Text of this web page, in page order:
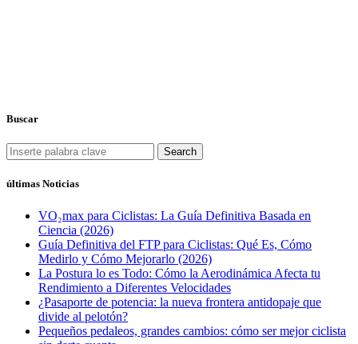
Buscar
Search
últimas Noticias
VO₂max para Ciclistas: La Guía Definitiva Basada en
Ciencia (2026)
Guía Definitiva del FTP para Ciclistas: Qué Es, Cómo
Medirlo y Cómo Mejorarlo (2026)
La Postura lo es Todo: Cómo la Aerodinámica Afecta tu
Rendimiento a Diferentes Velocidades
¿Pasaporte de potencia: la nueva frontera antidopaje que
divide al pelotón?
Pequeños pedaleos, grandes cambios: cómo ser mejor ciclista